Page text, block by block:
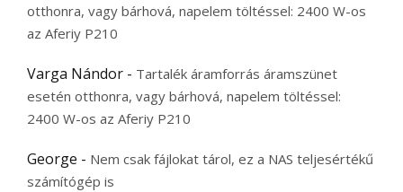
otthonra, vagy bárhová, napelem töltéssel: 2400 W-os
az Aferiy P210
Varga Nándor - Tartalék áramforrás áramszünet
esetén otthonra, vagy bárhová, napelem töltéssel:
2400 W-os az Aferiy P210
George - Nem csak fájlokat tárol, ez a NAS teljesértékű
számítógép is